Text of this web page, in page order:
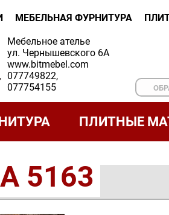
МЕБЕЛЬНАЯ ФУРНИТУРА
Мебельное ателье
ул. Чернышевского 6А
www.bitmebel.com
077749822,
077754155
ПЛИТНЫЕ
5163